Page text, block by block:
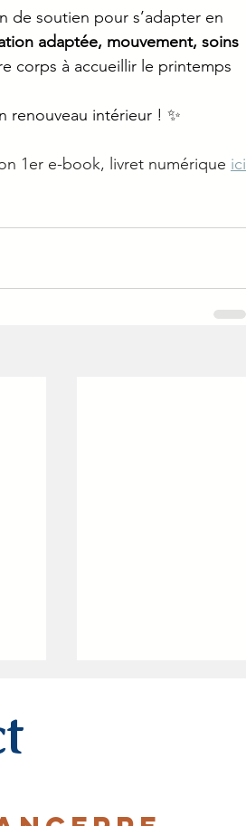
de soutien pour s’adapter en
adaptée, mouvement, soins
corps à accueillir le printemps
renouveau intérieur ! ✨
1er e-book, livret numérique ici